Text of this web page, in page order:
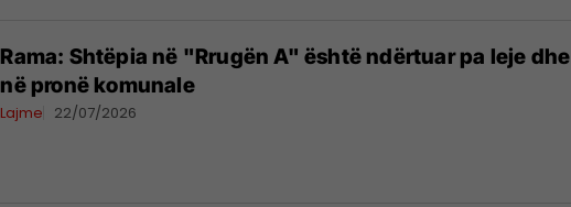
Rama: Shtëpia në "Rrugën A" është ndërtuar pa leje dhe
në pronë komunale
Lajme 22/07/2026